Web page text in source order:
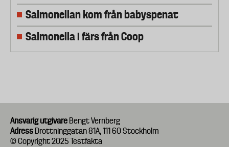
Salmonellan kom från babyspenat
Salmonella i färs från Coop
Ansvarig utgivare Bengt Vernberg
Adress Drottninggatan 81A, 111 60 Stockholm
© Copyright 2025 Testfakta